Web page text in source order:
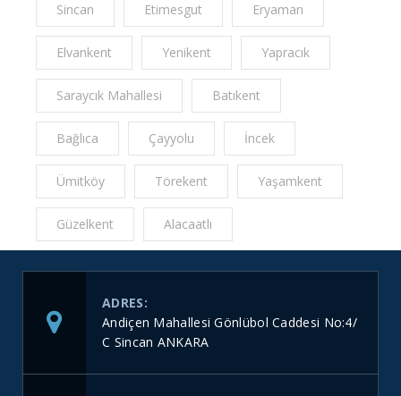
Sincan Etimesgut Eryaman
Elvankent Yenikent Yapracık
Saraycık Mahallesi Batıkent
Bağlıca Çayyolu İncek
Ümitköy Törekent Yaşamkent
Güzelkent Alacaatlı
ADRES:
Andiçen Mahallesi Gönlübol Caddesi No:4/
C Sincan ANKARA